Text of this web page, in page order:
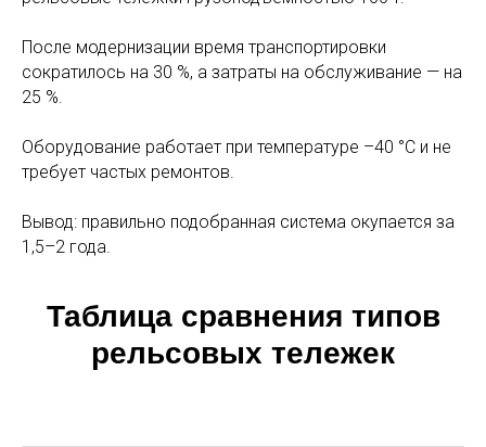
После модернизации время транспортировки
сократилось на 30 %, а затраты на обслуживание — на
25 %.
Оборудование работает при температуре –40 °C и не
требует частых ремонтов.
Вывод: правильно подобранная система окупается за
1,5–2 года.
Таблица сравнения типов
рельсовых тележек